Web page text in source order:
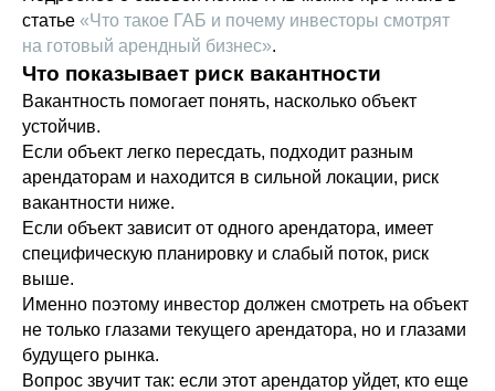
статье «Что такое ГАБ и почему инвесторы смотрят
на готовый арендный бизнес».
Что показывает риск вакантности
Вакантность помогает понять, насколько объект
устойчив.
Если объект легко пересдать, подходит разным
арендаторам и находится в сильной локации, риск
вакантности ниже.
Если объект зависит от одного арендатора, имеет
специфическую планировку и слабый поток, риск
выше.
Именно поэтому инвестор должен смотреть на объект
не только глазами текущего арендатора, но и глазами
будущего рынка.
Вопрос звучит так: если этот арендатор уйдет, кто еще